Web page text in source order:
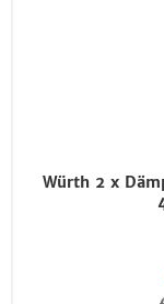
Würth 2 x